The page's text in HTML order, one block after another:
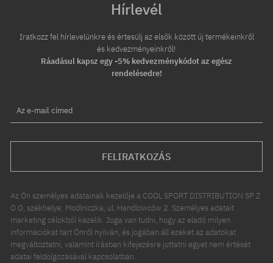
Hírlevél
Iratkozz fel hírlevelünkre és értesülj az elsők között új termékeinkről
és kedvezményeinkről!
Ráadásul kapsz egy -5% kedvezménykódot az egész
rendelésedre!
Az e-mail címed
FELIRATKOZÁS
Az Ön személyes adatainak kezelője a COOL SPORT DISTRIBUTION SP Z
O O, székhelye: Modlniczka, ul. Handlowców 2. Személyes adatait
marketing célokból kezelik. Joga van tudni, hogy az eladó milyen
információkat tart Önről nyilván, és jogában áll ezeket az adatokat
megváltoztatni, valamint írásban kifejezésre juttatni egyet nem értését
adatai feldolgozásával kapcsolatban.